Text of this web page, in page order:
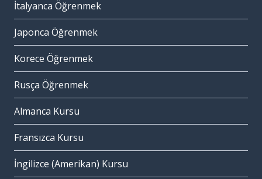
İtalyanca Öğrenmek
Japonca Öğrenmek
Korece Öğrenmek
Rusça Öğrenmek
Almanca Kursu
Fransızca Kursu
İngilizce (Amerikan) Kursu